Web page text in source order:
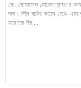
মো. মোকাম্মেল হোসেন:শ্রাবণের
জল। নদীর ঘাটের কাঠের বেঞ্চে
হয়ে তার শীর্ ...